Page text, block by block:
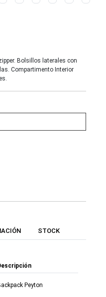
Bolsillos laterales con
Compartimento Interior
STOCK
Peyton